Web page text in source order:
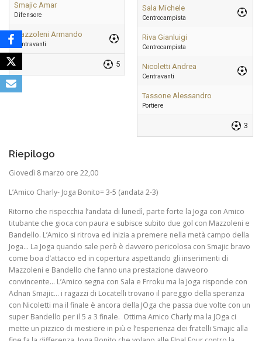
Smajic Amar
Difensore
Mazzoleni Armando
Centravanti
5
Sala Michele
Centrocampista
Riva Gianluigi
Centrocampista
Nicoletti Andrea
Centravanti
Tassone Alessandro
Portiere
3
Riepilogo
Giovedì 8 marzo ore 22,00
L’Amico Charly- Joga Bonito= 3-5 (andata 2-3)
Ritorno che rispecchia l’andata di lunedì, parte forte la Joga con Amico
titubante che gioca con paura e subisce subito due gol con Mazzoleni e
Bandello. L’Amico si ritrova ed inizia a premere nella metà campo della
Joga… La Joga quando sale però è davvero pericolosa con Smajic bravo
come boa d’attacco ed in copertura aspettando gli inserimenti di
Mazzoleni e Bandello che fanno una prestazione davveoro
convincente… L’Amico segna con Sala e Frroku ma la Joga risponde con
Adnan Smajic… i ragazzi di Locatelli trovano il pareggio della speranza
con Nicoletti ma il finale è ancora della JOga che passa due volte con un
super Bandello per il 5 a 3 finale. Ottima Amico Charly ma la JOga ci
mette un pizzico di mestiere in più e l’esperienza dei fratelli Smajic alla